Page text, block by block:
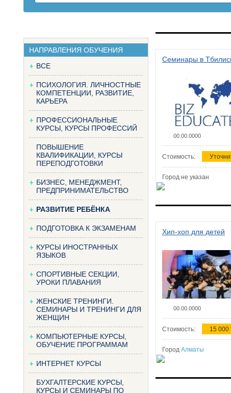
НАПРАВЛЕНИЯ ОБУЧЕНИЯ
ВСЕ
ПСИХОЛОГИЯ. ЛИЧНОСТНЫЕ
КОМПЕТЕНЦИИ, РАЗВИТИЕ,
КАРЬЕРА
ПРОФЕССИОНАЛЬНЫЕ
КУРСЫ, КУРСЫ ПРОФЕССИЙ
ПОВЫШЕНИЕ
КВАЛИФИКАЦИИ, КУРСЫ
ПЕРЕПОДГОТОВКИ
БИЗНЕС, МЕНЕДЖМЕНТ,
ПРЕДПРИНИМАТЕЛЬСТВО
РАЗВИТИЕ РЕБЁНКА
ПОДГОТОВКА К ЭКЗАМЕНАМ
КУРСЫ ИНОСТРАННЫХ
ЯЗЫКОВ
СПОРТИВНЫЕ СЕКЦИИ,
УРОКИ ПЛАВАНИЯ
ЖЕНСКИЕ ТРЕНИНГИ.
СЕМИНАРЫ И ТРЕНИНГИ ДЛЯ
ЖЕНЩИН
КОМПЬЮТЕРНЫЕ КУРСЫ,
ОБУЧЕНИЕ ПРОГРАММАМ
ИНТЕРНЕТ КУРСЫ
БУХГАЛТЕРСКИЕ КУРСЫ,
КУРСЫ И СЕМИНАРЫ ПО
Семинары в
00.00.0000
Стоимость:
Город не указан
Хип-хоп для детей
00.00.0000
Стоимость: 15 000
Город Алматы